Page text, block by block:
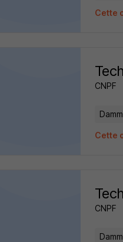
Cette
CNPF
Cette
CNPF